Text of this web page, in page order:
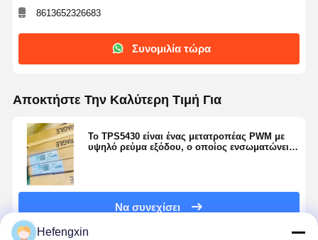
8613652326683
Συνομιλία τώρα
Αποκτήστε Την Καλύτερη Τιμή Για
Το TPS5430 είναι ένας μετατροπέας PWM με
υψηλό ρεύμα εξόδου, ο οποίος ενσωματώνει
Να συνεχίσει
Hefengxin